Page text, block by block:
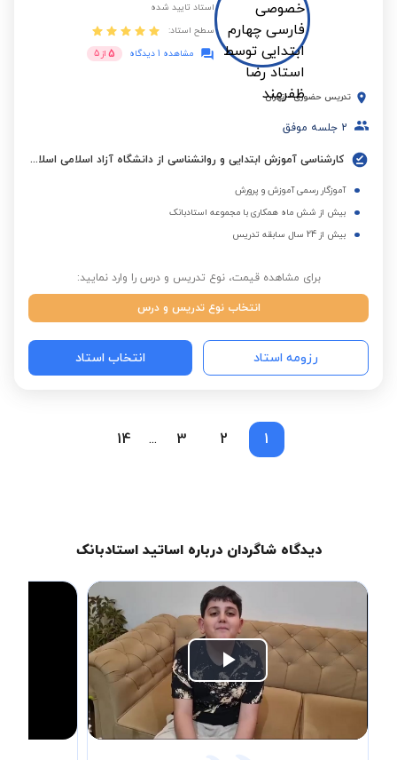
استاد تایید شده
سطح استاد:
مشاهده 1 دیدگاه
5 از 5
تدریس حضوری - تهران
2 جلسه موفق
کارشناسی آموزش ابتدایی و روانشناسی از دانشگاه آزاد اسلامی اسلامشهر
آموزگار رسمی آموزش و پرورش
بیش از شش ماه همکاری با مجموعه استادبانک
بیش از 24 سال سابقه تدریس
برای مشاهده قیمت، نوع تدریس و درس را وارد نمایید:
انتخاب نوع تدریس و درس
رزومه استاد انتخاب استاد
1
2
3
...
14
دیدگاه شاگردان درباره اساتید استادبانک
Play
Video